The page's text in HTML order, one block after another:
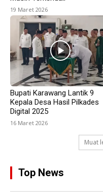
19 Maret 2026
Bupati Karawang Lantik 9
Kepala Desa Hasil Pilkades
Digital 2025
16 Maret 2026
Muat
Top News